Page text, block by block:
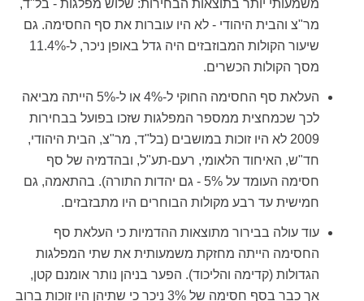
משמעותי יותר בתוצאות הבחירות: שלוש מפלגות - בל"ד,
מר"צ והבית היהודי - לא היו עוברות את סף החסימה. גם
שיעור הקולות המבוזבזים היה גדל באופן ניכר, ל-11.4%
מסך הקולות הכשרים.
העלאת סף החסימה החוקי ל-4% או ל-5% הייתה מביאה
לכך שכמחצית ממספר המפלגות שזכו בפועל בבחירות
2009 לא היו זוכות במושבים (בל"ד, מר"צ, הבית היהודי,
חד"ש, האיחוד הלאומי, רעם-תע"ל, ובהדמיה של סף
חסימה העומד על 5% - גם יהדות התורה). בהתאמה, גם
חמישית עד רבע מקולות הבוחרים היו מתבזבזים.
עוד עולה בבירור מתוצאות ההדמיות כי העלאת סף
החסימה הייתה מחזקת משמעותית את שתי המפלגות
הגדולות (קדימה והליכוד). הפער בניהן נותר אומנם קטן,
אך כבר בסף חסימה של 3% ניכר כי שתיהן היו זוכות ברוב